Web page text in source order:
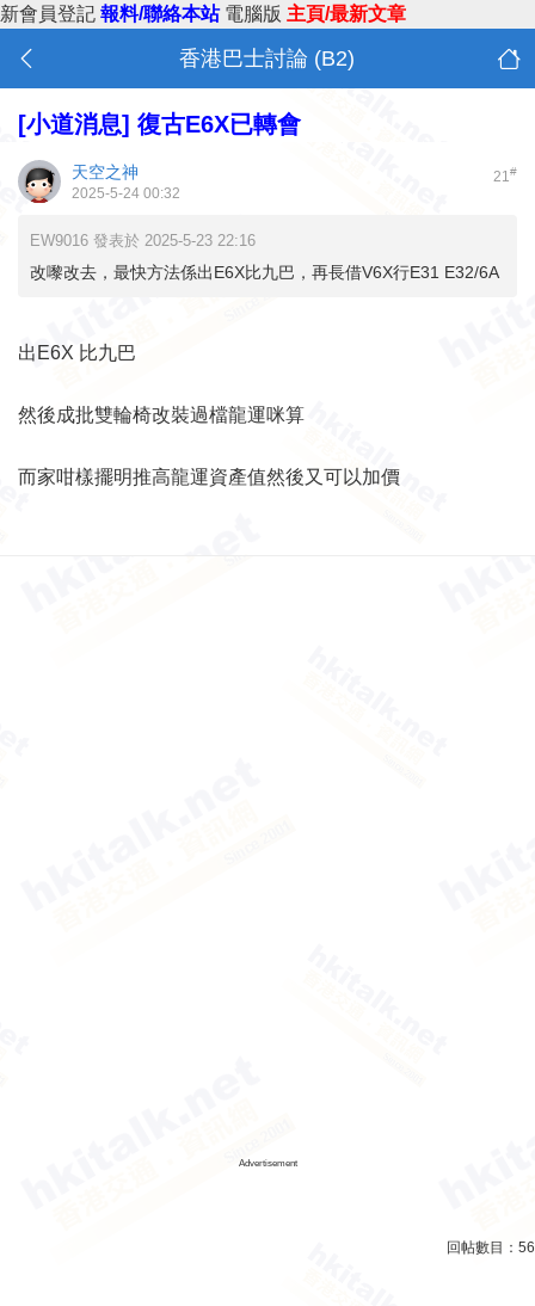
新會員登記 報料/聯絡本站 電腦版 主頁/最新文章
香港巴士討論 (B2)
[小道消息] 復古E6X已轉會
21#
天空之神
2025-5-24 00:32
EW9016 發表於 2025-5-23 22:16
改嚟改去，最快方法係出E6X比九巴，再長借V6X行E31 E32/6A
出E6X 比九巴
然後成批雙輪椅改裝過檔龍運咪算
而家咁樣擺明推高龍運資產值然後又可以加價
Advertisement
回帖數目： 56